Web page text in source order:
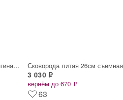
Сковорода литая 20см низкая Оригинальная
3 030 ₽
вернём до 670 ₽
63